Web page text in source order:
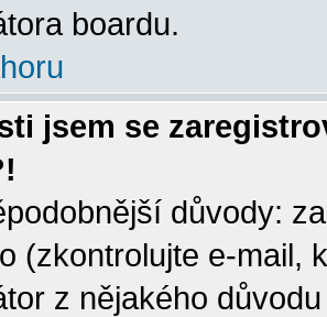
boardu.
jsem se
důvody:
(zkontrolujte e-mail,
z nějakého